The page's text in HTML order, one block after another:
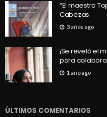
“El maestro
Cabezas
3 años ago
¡Se reveló el
para
1 año ago
ÚLTIMOS COMENTARIOS